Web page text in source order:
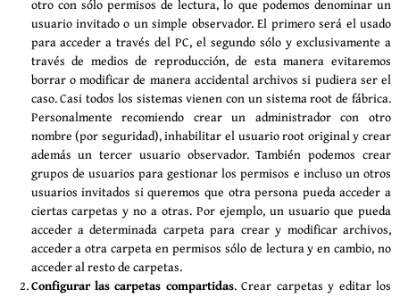
otro con sólo permisos de lectura, lo que podemos denominar un
usuario invitado o un simple observador. El primero será el usado
para acceder a través del PC, el segundo sólo y exclusivamente a
través de medios de reproducción, de esta manera evitaremos
borrar o modificar de manera accidental archivos si pudiera ser el
caso. Casi todos los sistemas vienen con un sistema root de fábrica.
Personalmente recomiendo crear un administrador con otro
nombre (por seguridad), inhabilitar el usuario root original y crear
además un tercer usuario observador. También podemos crear
grupos de usuarios para gestionar los permisos e incluso un otros
usuarios invitados si queremos que otra persona pueda acceder a
ciertas carpetas y no a otras. Por ejemplo, un usuario que pueda
acceder a determinada carpeta para crear y modificar archivos,
acceder a otra carpeta en permisos sólo de lectura y en cambio, no
acceder al resto de carpetas.
Configurar las carpetas compartidas. Crear carpetas y editar los